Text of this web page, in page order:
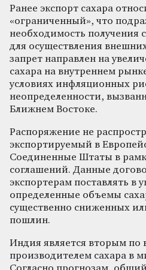
Ранее экспорт сахара
«ограниченный», что
необходимость получения
для осуществления
запрет направлен на
сахара на внутреннем
условиях инфляционных
неопределенности,
Ближнем Востоке.
Распоряжение не
экспортируемый в
Соединенные Штаты в
соглашений. Данные
экспортерам поставлять в
определенные объемы
существенно сниженных
пошлин.
Индия является вторым по
производителем сахара в